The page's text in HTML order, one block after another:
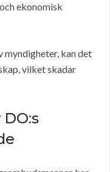
ekonomisk
myndigheter, kan det
vilket skadar